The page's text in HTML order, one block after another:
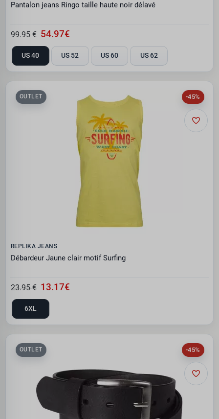
Pantalon jeans Ringo taille haute noir délavé
99.95 € 54.97€
US 40 US 52 US 60 US 62
-45%
OUTLET
REPLIKA JEANS
Débardeur Jaune clair motif Surfing
23.95 € 13.17€
6XL
-45%
OUTLET